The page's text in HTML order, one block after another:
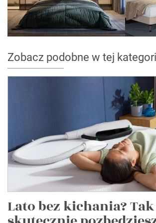
Zobacz podobne w tej
Lato bez kichania? Tak